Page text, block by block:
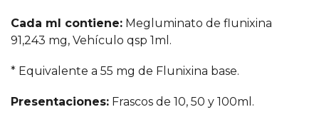
Cada ml contiene: Megluminato de flunixina
91,243 mg, Vehículo qsp 1ml.
* Equivalente a 55 mg de Flunixina base.
Presentaciones: Frascos de 10, 50 y 100ml.